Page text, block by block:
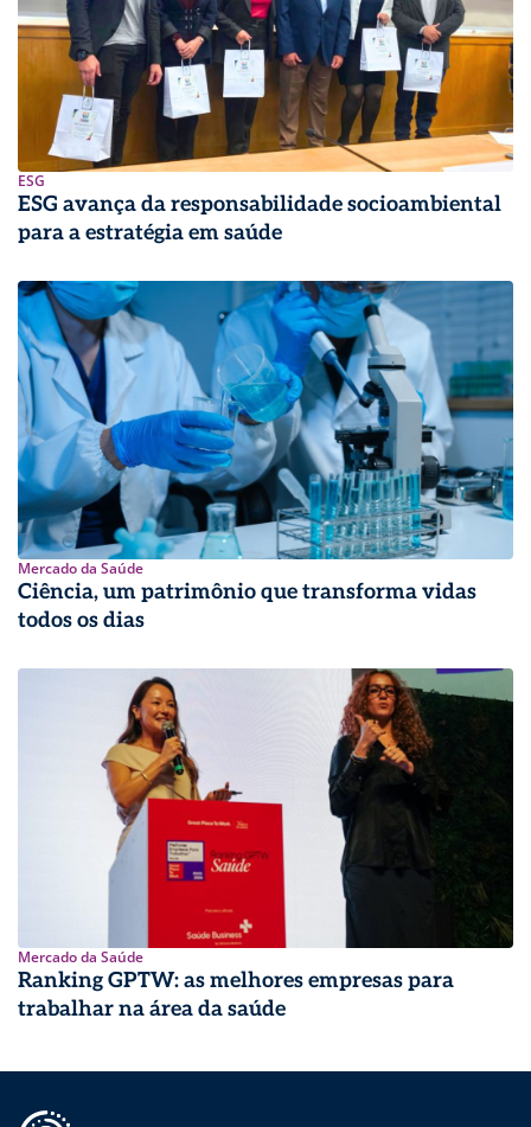
ESG
ESG avança da responsabilidade socioambiental
para a estratégia em saúde
Mercado da Saúde
Ciência, um patrimônio que transforma vidas
todos os dias
Mercado da Saúde
Ranking GPTW: as melhores empresas para
trabalhar na área da saúde